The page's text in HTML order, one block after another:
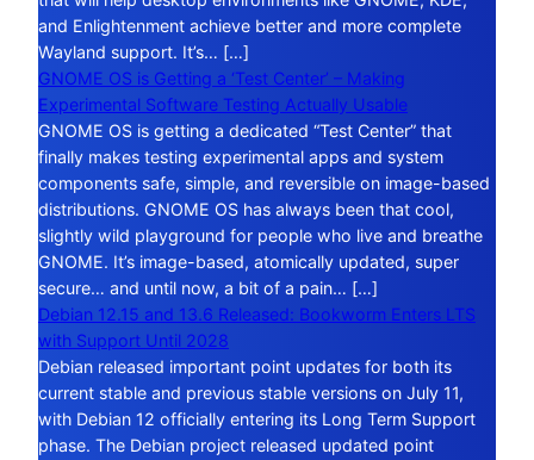
and Enlightenment achieve better and more complete
Wayland support. It’s… […]
GNOME OS is Getting a ‘Test Center’ – Making
Experimental Software Testing Actually Usable
GNOME OS is getting a dedicated “Test Center” that
finally makes testing experimental apps and system
components safe, simple, and reversible on image-based
distributions. GNOME OS has always been that cool,
slightly wild playground for people who live and breathe
GNOME. It’s image-based, atomically updated, super
secure… and until now, a bit of a pain… […]
Debian 12.15 and 13.6 Released: Bookworm Enters LTS
with Support Until 2028
Debian released important point updates for both its
current stable and previous stable versions on July 11,
with Debian 12 officially entering its Long Term Support
phase. The Debian project released updated point